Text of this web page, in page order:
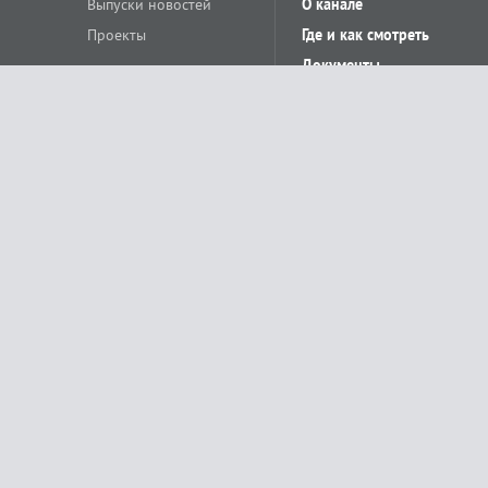
Выпуски новостей
Проекты
О канале
Где и как смотреть
Документы